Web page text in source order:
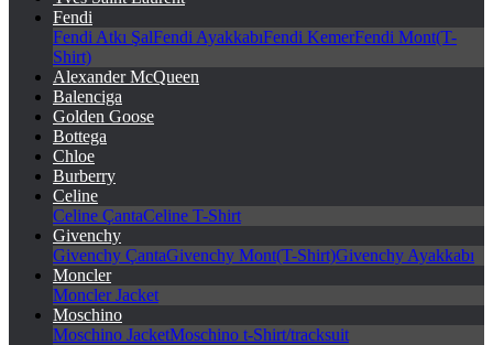
Fendi
Fendi Atkı ŞalFendi AyakkabıFendi KemerFendi Mont(T-
Shirt)
Alexander McQueen
Balenciga
Golden Goose
Bottega
Chloe
Burberry
Celine
Celine ÇantaCeline T-Shirt
Givenchy
Givenchy ÇantaGivenchy Mont(T-Shirt)Givenchy Ayakkabı
Moncler
Moncler Jacket
Moschino
Moschino JacketMoschino t-Shirt/tracksuit